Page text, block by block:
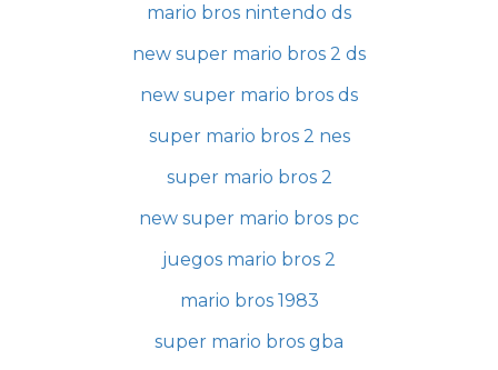
mario bros nintendo ds
new super mario bros 2 ds
new super mario bros ds
super mario bros 2 nes
super mario bros 2
new super mario bros pc
juegos mario bros 2
mario bros 1983
super mario bros gba